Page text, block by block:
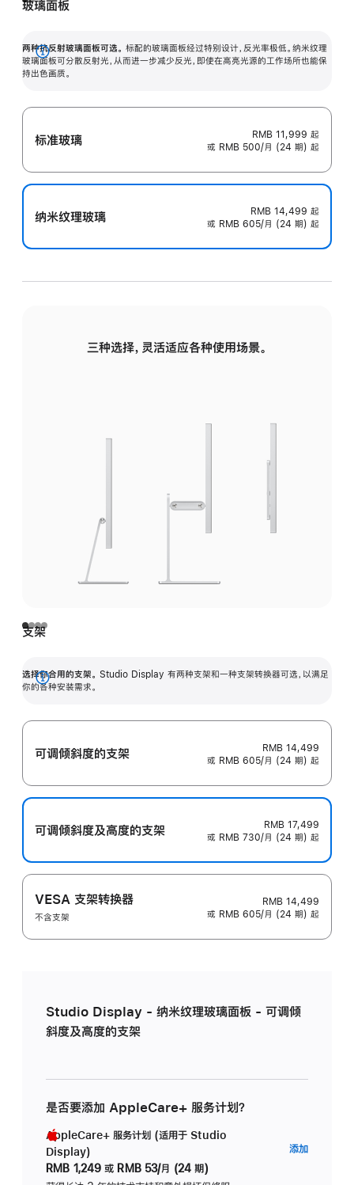
玻璃面板
两种抗反射玻璃面板可选。 标配的玻璃面板经过特别设计，反光率极低。纳米纹理
玻璃面板可分散反射光，从而进一步减少反光，即使在高亮光源的工作场所也能保
持出色画质。
展
开
标准玻璃 RMB 11,999 起
或 RMB 500/月 (24 期) 起
纳米纹理玻璃 RMB 14,499 起
或 RMB 605/月 (24 期) 起
三种选择，灵活适应各种使用场景。
支架
选择你合用的支架。 Studio Display 有两种支架和一种支架转换器可选，以满足
你的各种安装需求。
展
可调倾斜度的支架
RMB 14,499
或 RMB 605/月 (24 期) 起
可调倾斜度及高‍度的支‍架
RMB 17,499
或 RMB 730/月 (24 期) 起
VESA 支架转换器
不含支架
RMB 14,499
或 RMB 605/月 (24 期) 起
Studio Display - 纳米纹理玻璃面板 - 可调倾
斜度及高度的支架
是否要添加 AppleCare+ 服务计划？
AppleCare+ 服务计划 (适用于 Studio
Display)
RMB 1,249 或 RMB 53/月 (24 期)
添加